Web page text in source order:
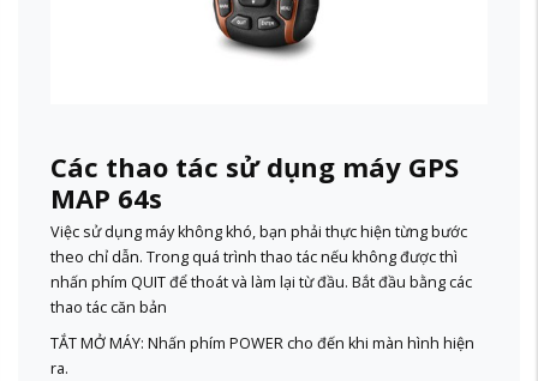
Các thao tác sử dụng máy GPS
MAP 64s
Việc sử dụng máy không khó, bạn phải thực hiện từng bước
theo chỉ dẫn. Trong quá trình thao tác nếu không được thì
nhấn phím QUIT để thoát và làm lại từ đầu. Bắt đầu bằng các
thao tác căn bản
TẮT MỞ MÁY: Nhấn phím POWER cho đến khi màn hình hiện
ra.